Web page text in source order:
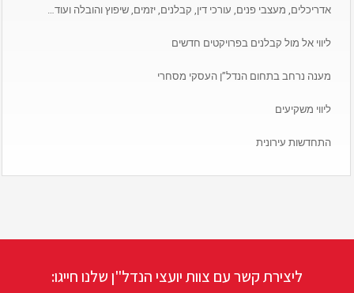
אדריכלים, מעצבי פנים, עורכי דין, קבלנים, יזמים, שיפוץ והובלה ועוד…
ליווי אל מול קבלנים בפרויקטים חדשים
מענה נרחב בתחום הנדל”ן העסקי מסחרי
ליווי משקיעים
התחדשות עירונית
ליצירת קשר עם צוות יועצי הנדל"ן שלנו חייגו: